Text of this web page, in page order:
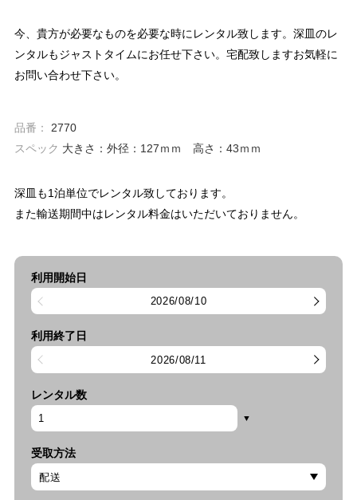
今、貴方が必要なものを必要な時にレンタル致します。深皿のレ
ンタルもジャストタイムにお任せ下さい。宅配致しますお気軽に
お問い合わせ下さい。
品番：
2770
スペック 大きさ：外径：127ｍｍ 高さ：43ｍｍ
深皿も1泊単位でレンタル致しております。
また輸送期間中はレンタル料金はいただいておりません。
利用開始日
2026/08/10
利用終了日
2026/08/11
レンタル数
受取方法